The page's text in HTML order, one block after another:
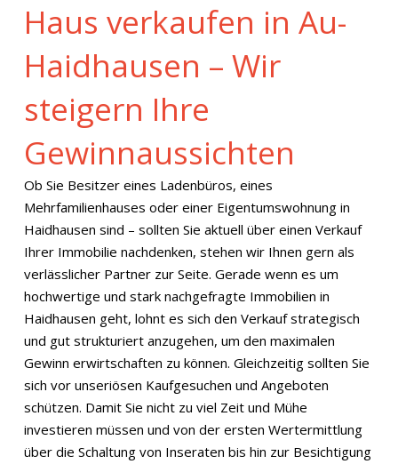
Haus verkaufen in Au-
Haidhausen – Wir
steigern Ihre
Gewinnaussichten
Ob Sie Besitzer eines Ladenbüros, eines
Mehrfamilienhauses oder einer Eigentumswohnung in
Haidhausen sind – sollten Sie aktuell über einen Verkauf
Ihrer Immobilie nachdenken, stehen wir Ihnen gern als
verlässlicher Partner zur Seite. Gerade wenn es um
hochwertige und stark nachgefragte Immobilien in
Haidhausen geht, lohnt es sich den Verkauf strategisch
und gut strukturiert anzugehen, um den maximalen
Gewinn erwirtschaften zu können. Gleichzeitig sollten Sie
sich vor unseriösen Kaufgesuchen und Angeboten
schützen. Damit Sie nicht zu viel Zeit und Mühe
investieren müssen und von der ersten Wertermittlung
über die Schaltung von Inseraten bis hin zur Besichtigung